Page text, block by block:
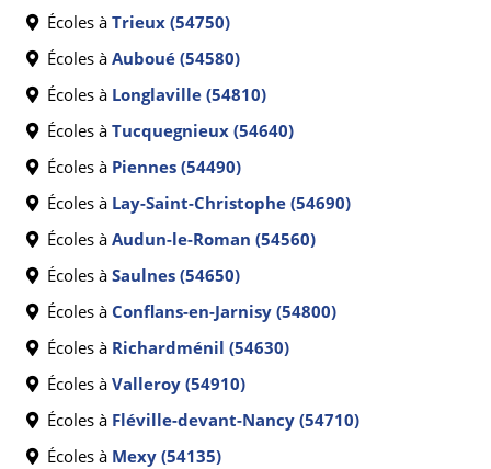
Écoles à Trieux (54750)
Écoles à Auboué (54580)
Écoles à Longlaville (54810)
Écoles à Tucquegnieux (54640)
Écoles à Piennes (54490)
Écoles à Lay-Saint-Christophe (54690)
Écoles à Audun-le-Roman (54560)
Écoles à Saulnes (54650)
Écoles à Conflans-en-Jarnisy (54800)
Écoles à Richardménil (54630)
Écoles à Valleroy (54910)
Écoles à Fléville-devant-Nancy (54710)
Écoles à Mexy (54135)